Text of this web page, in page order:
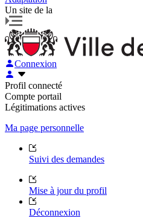
Un site de la
Connexion
Profil connecté
Compte portail
Légitimations actives
Ma page personnelle
Suivi des demandes
Mise à jour du profil
Déconnexion